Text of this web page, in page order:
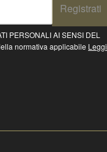
Registrati
PERSONALI AI SENSI DEL
normativa applicabile Leggi